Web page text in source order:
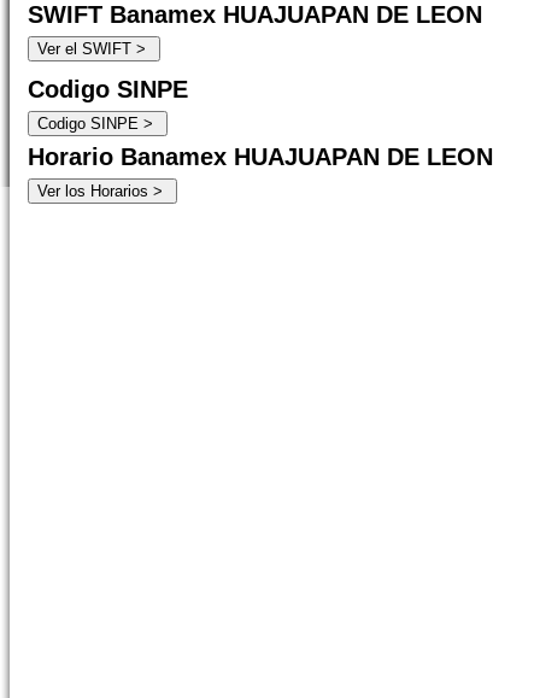
SWIFT Banamex HUAJUAPAN DE LEON
Codigo SINPE
Horario Banamex HUAJUAPAN DE LEON